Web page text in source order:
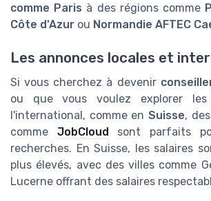
comme Paris à des régions comme
Côte d'Azur ou Normandie AFTEC
Les annonces locales et
Si vous cherchez à devenir
ou que vous voulez explorer les
l'international, comme en Suisse,
comme JobCloud sont parfaits
recherches. En Suisse, les salaires
plus élevés, avec des villes comme
Lucerne offrant des salaires